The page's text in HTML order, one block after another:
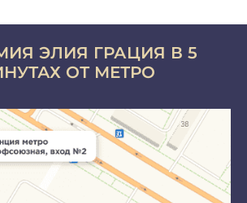
ЭЛИЯ ГРАЦИЯ В 5
ОТ МЕТРО